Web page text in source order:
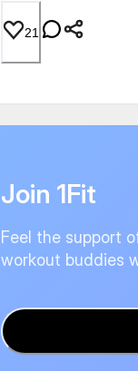
21
Join 1Fit
Feel the support
workout buddies